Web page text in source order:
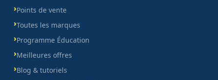
Points de vente
Toutes les marques
Programme Éducation
Meilleures offres
Blog & tutoriels